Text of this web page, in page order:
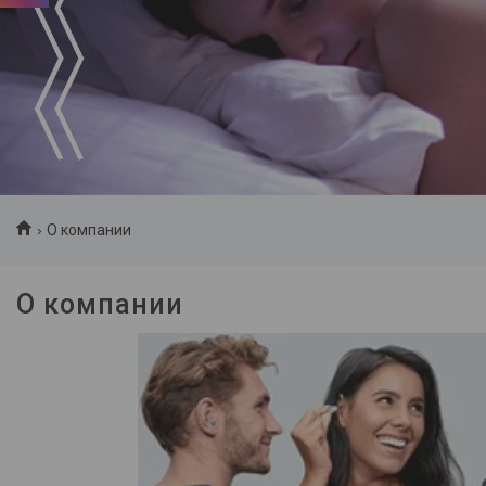
Акционные предложения
О компании
О компании